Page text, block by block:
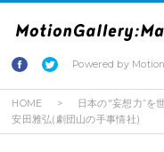
Powered by
HOME
日本の"妄想力”を
安田雅弘(劇団山の手事情社)